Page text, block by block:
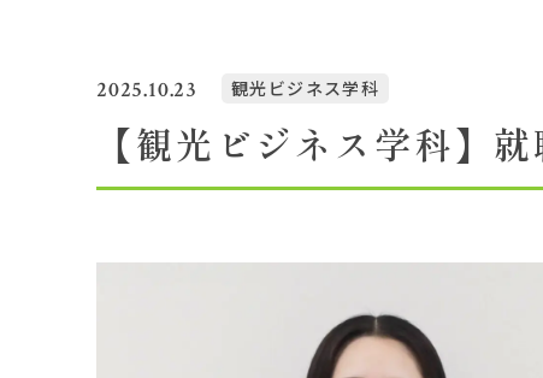
2025.10.23 観光ビジネス学科
【観光ビジネス学科】